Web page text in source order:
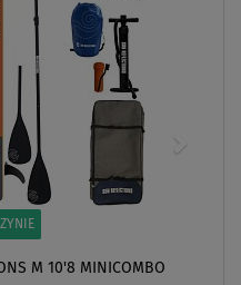
M 10'8 MINICOMBO